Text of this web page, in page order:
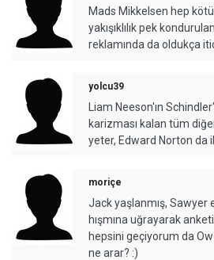
Mads Mikkelsen hep kötü
yakışıklılık pek
reklamında da oldukça
yolcu39
Liam Neeson'ın
karizması kalan tüm
yeter, Edward Norton da
moriçe
Jack yaşlanmış, Sawyer
hışmına uğrayarak
hepsini geçiyorum da
ne arar? :)